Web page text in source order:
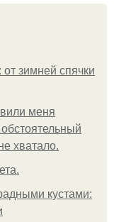
от зимней спячки
меня
хватало.
кустами: